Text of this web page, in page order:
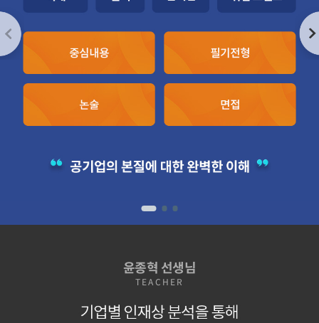
Previous
1 2 3
윤종혁 선생님
TEACHER